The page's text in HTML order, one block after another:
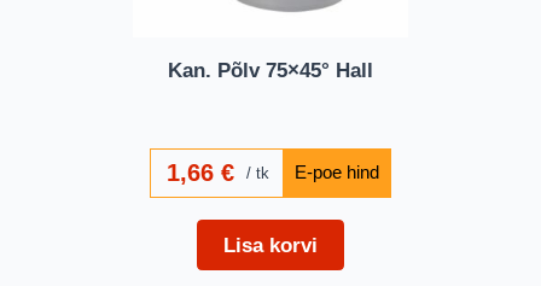
Kan. Põlv 75×45° Hall
1,66€ tk
Lisa korvi